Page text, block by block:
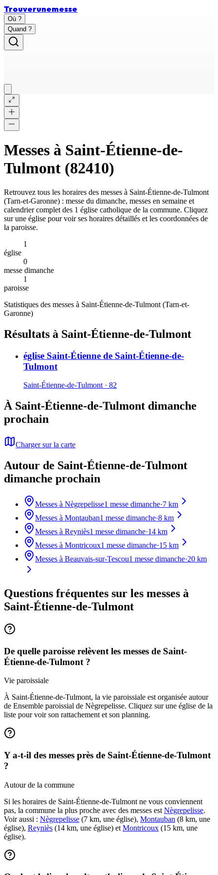
Trouverunemesse
Où ?
Quand ?
Messes à Saint-Étienne-de-
Tulmont (82410)
Retrouvez tous les horaires des messes à Saint-Étienne-de-Tulmont
(Tarn-et-Garonne) : messe du dimanche, messes en semaine et
calendrier complet des 1 église catholique de la commune. Cliquez
sur une église pour voir ses horaires détaillés et les coordonnées de
la paroisse.
1
église
0
messe dimanche
1
paroisse
Statistiques des messes à Saint-Étienne-de-Tulmont (Tarn-et-
Garonne)
Résultats à Saint-Étienne-de-Tulmont
église Saint-Étienne de Saint-Étienne-de-
Tulmont
Saint-Étienne-de-Tulmont · 82
À Saint-Étienne-de-Tulmont dimanche
prochain
Charger sur la carte
Autour de Saint-Étienne-de-Tulmont
dimanche prochain
Messes à Nègrepelisse1 messe dimanche·7 km
Messes à Montauban1 messe dimanche·8 km
Messes à Reyniès1 messe dimanche·14 km
Messes à Montricoux1 messe dimanche·15 km
Messes à Beauvais-sur-Tescou1 messe dimanche·20 km
Questions fréquentes sur les messes à
Saint-Étienne-de-Tulmont
De quelle paroisse relèvent les messes de Saint-
Étienne-de-Tulmont ?
Vie paroissiale
À Saint-Étienne-de-Tulmont, la vie paroissiale est organisée autour
de Ensemble paroissial de Nègrepelisse. Cliquez sur une église de la
liste pour voir son rattachement et son planning.
Y a-t-il des messes près de Saint-Étienne-de-Tulmont
?
Autour de la commune
Si les horaires de Saint-Étienne-de-Tulmont ne vous conviennent
pas, la commune la plus proche avec des messes est Nègrepelisse.
Voir aussi : Nègrepelisse (7 km, une église), Montauban (8 km, une
église), Reyniès (14 km, une église) et Montricoux (15 km, une
église).